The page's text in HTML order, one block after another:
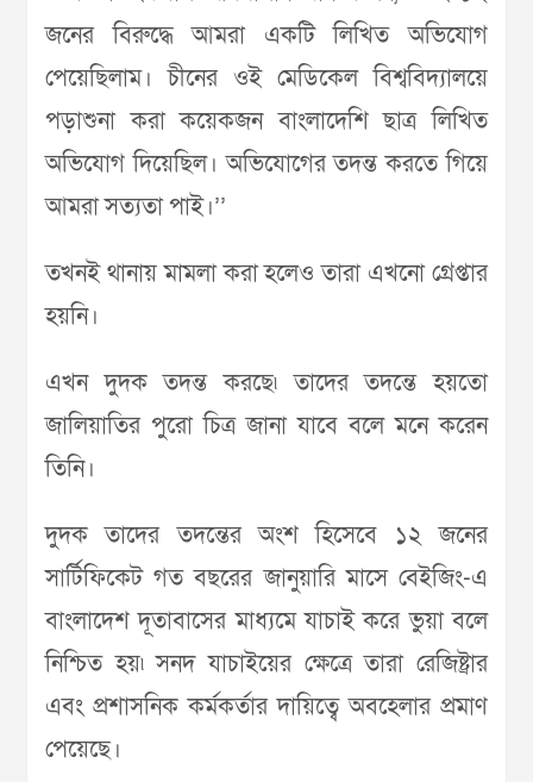
জনের বিরুদ্ধে আমরা একটি লিখিত অভিযোগ
পেয়েছিলাম। চীনের ওই মেডিকেল বিশ্ববিদ্যালয়ে
পড়াশুনা করা কয়েকজন বাংলাদেশি ছাত্র লিখিত
অভিযোগ দিয়েছিল। অভিযোগের তদন্ত করতে গিয়ে
আমরা সত্যতা পাই।’’
তখনই থানায় মামলা করা হলেও তারা এখনো গ্রেপ্তার
হয়নি।
এখন দুদক তদন্ত করছে৷ তাদের তদন্তে হয়তো
জালিয়াতির পুরো চিত্র জানা যাবে বলে মনে করেন
তিনি।
দুদক তাদের তদন্তের অংশ হিসেবে ১২ জনের
সার্টিফিকেট গত বছরের জানুয়ারি মাসে বেইজিং-এ
বাংলাদেশ দূতাবাসের মাধ্যমে যাচাই করে ভুয়া বলে
নিশ্চিত হয়৷ সনদ যাচাইয়ের ক্ষেত্রে তারা রেজিষ্ট্রার
এবং প্রশাসনিক কর্মকর্তার দায়িত্বে অবহেলার প্রমাণ
পেয়েছে।